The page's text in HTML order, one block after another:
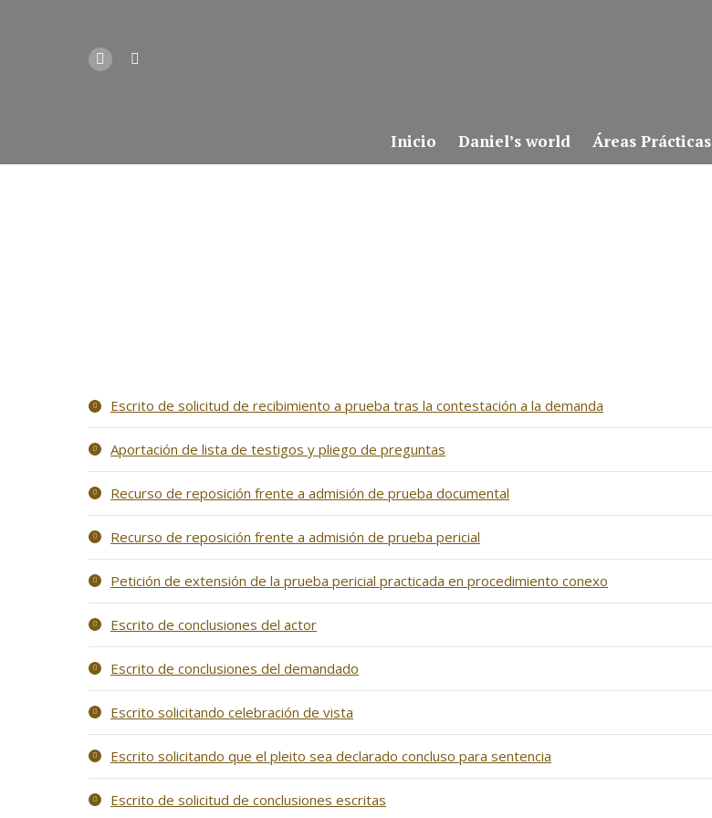
Inicio Daniel’s world Áreas Prácticas
Escrito de solicitud de recibimiento a prueba tras la contestación a la demanda
Aportación de lista de testigos y pliego de preguntas
Recurso de reposición frente a admisión de prueba documental
Recurso de reposición frente a admisión de prueba pericial
Petición de extensión de la prueba pericial practicada en procedimiento conexo
Escrito de conclusiones del actor
Escrito de conclusiones del demandado
Escrito solicitando celebración de vista
Escrito solicitando que el pleito sea declarado concluso para sentencia
Escrito de solicitud de conclusiones escritas